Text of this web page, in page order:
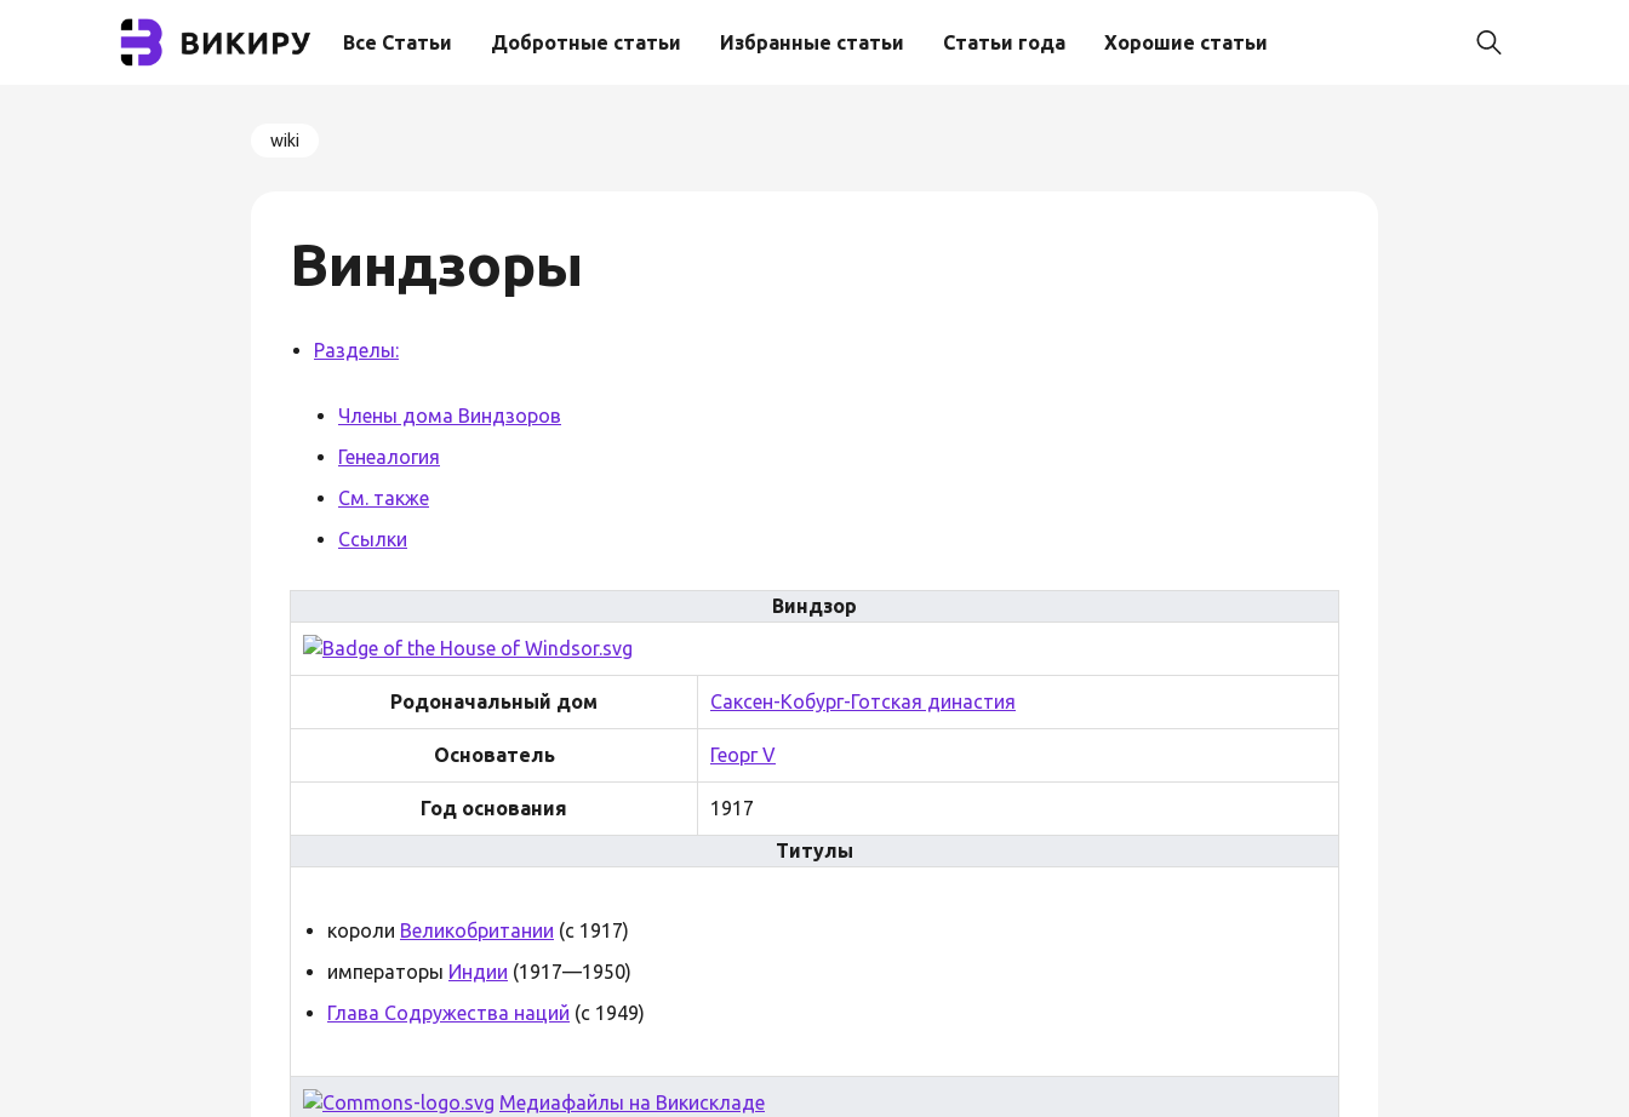
Все Статьи Добротные статьи Избранные статьи Статьи года Хорошие статьи
wiki
Виндзоры
Разделы:
Члены дома Виндзоров
Генеалогия
См. также
Ссылки
Виндзор
Родоначальный дом Саксен-Кобург-Готская династия
Основатель Георг V
Год основания
1917
Титулы
короли Великобритании (с 1917)
императоры Индии (1917—1950)
Глава Содружества наций (с 1949)
Медиафайлы на Викискладе